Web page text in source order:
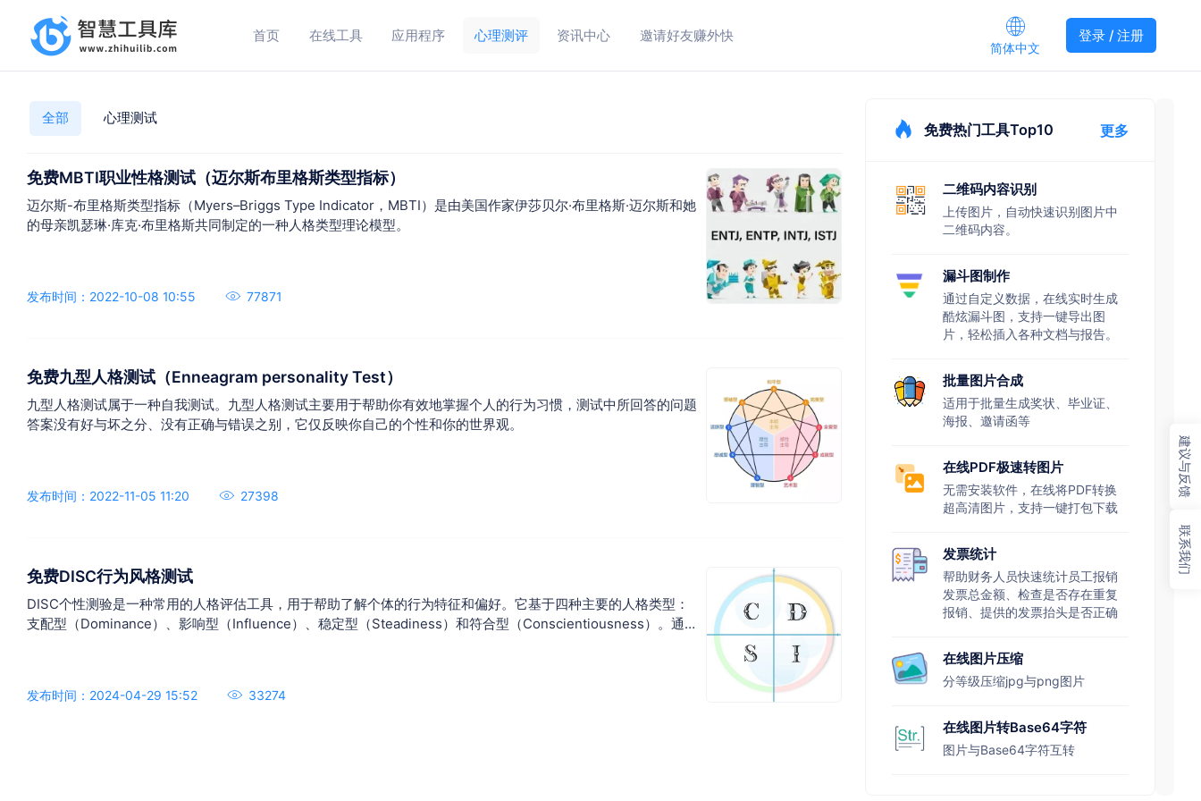
首页 在线工具 应用程序 心理测评 资讯中心 邀请好友赚外快
简体中文
登录 / 注册
全部 心理测试
免费MBTI职业性格测试（迈尔斯布里格斯类型指标）
迈尔斯-布里格斯类型指标（Myers–Briggs Type Indicator，MBTI）是由美国作家伊莎贝尔·布里格斯·迈尔斯和她
的母亲凯瑟琳·库克·布里格斯共同制定的一种人格类型理论模型。
发布时间：2022-10-08 10:55 77871
免费九型人格测试（Enneagram personality Test）
九型人格测试属于一种自我测试。九型人格测试主要用于帮助你有效地掌握个人的行为习惯，测试中所回答的问题
答案没有好与坏之分、没有正确与错误之别，它仅反映你自己的个性和你的世界观。
发布时间：2022-11-05 11:20 27398
免费DISC行为风格测试
DISC个性测验是一种常用的人格评估工具，用于帮助了解个体的行为特征和偏好。它基于四种主要的人格类型：
支配型（Dominance）、影响型（Influence）、稳定型（Steadiness）和符合型（Conscientiousness）。通过
发布时间：2024-04-29 15:52 33274
免费热门工具Top10 更多
二维码内容识别
上传图片，自动快速识别图片中
二维码内容。
漏斗图制作
通过自定义数据，在线实时生成
酷炫漏斗图，支持一键导出图
片，轻松插入各种文档与报告。
批量图片合成
适用于批量生成奖状、毕业证、
海报、邀请函等
在线PDF极速转图片
无需安装软件，在线将PDF转换
超高清图片，支持一键打包下载
发票统计
帮助财务人员快速统计员工报销
发票总金额、检查是否存在重复
报销、提供的发票抬头是否正确
在线图片压缩
分等级压缩jpg与png图片
在线图片转Base64字符
图片与Base64字符互转
建议与反馈
联系我们